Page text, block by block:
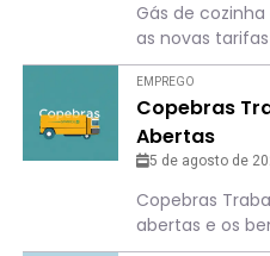
Gás de
as novas
EMPREGO
Copebras
Abertas
5 de agosto de
Copebras
abertas e os